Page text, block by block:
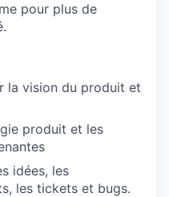
pour plus de
la vision du produit et
produit et les
idées, les
les tickets et bugs.